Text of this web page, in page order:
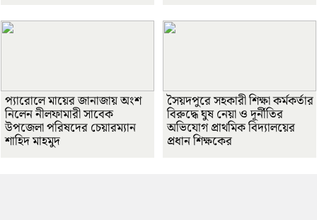
প্যারোলে মায়ের জানাজায় অংশ
নিলেন নীলফামারী সাবেক
উপজেলা পরিষদের চেয়ারম্যান
শাহিদ মাহমুদ
সৈয়দপুরে সহকারী শিক্ষা কর্মকর্তার
বিরুদ্ধে ঘুষ নেয়া ও দূর্নীতির
অভিযোগ প্রাথমিক বিদ্যালয়ের
প্রধান শিক্ষকের